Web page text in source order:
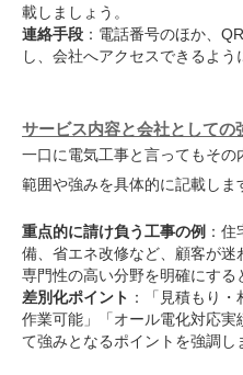
載しましょう。
連絡手段 ：電話番号のほか、
し、会社へアクセスできるよう
サービス内容と会社としての
一口に電気工事と言ってもそ
範囲や強みを具体的に記載しま
重点的に請け負う工事の例 ：
備、省エネ改修など、顧客が
専門性の高い分野を明確にする
差別化ポイント ：「見積もり
作業可能」「オール電化対応
て強みとなるポイントを強調し